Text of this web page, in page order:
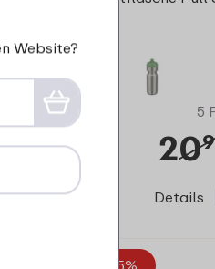
5
20
Details
Nur jetzt -25%
Website?